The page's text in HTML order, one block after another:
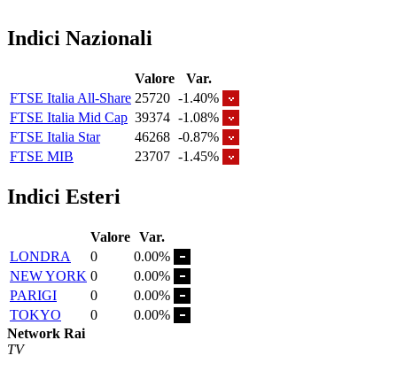
Indici Nazionali
Valore
Var.
FTSE Italia All-Share 25720 -1.40%
FTSE Italia Mid Cap 39374 -1.08%
FTSE Italia Star
46268 -0.87%
FTSE MIB
23707 -1.45%
Indici Esteri
Valore Var.
LONDRA
0
0.00%
NEW YORK 0
0.00%
PARIGI
0
0.00%
TOKYO
0
0.00%
Network Rai
TV